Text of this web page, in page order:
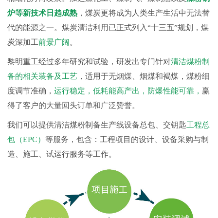
炉等新技术日趋成熟 ，煤炭更将成为人类生产生活中无法替
代的能源之一。煤炭清洁利用已正式列入“十三五”规划，煤
炭深加工前景广阔 。
黎明重工经过多年研究和试验，研发出专门针对清洁煤粉制
备的相关装备及工艺 ，适用于无烟煤、烟煤和褐煤，煤粉细
度调节准确， 运行稳定，低耗能高产出，防爆性能可靠， 赢
得了客户的大量回头订单和广泛赞誉。
我们可以提供清洁煤粉制备生产线设备总包、交钥匙工程总
包（EPC） 等服务，包含：工程项目的设计、设备采购与制
造、施工、试运行服务等工作。